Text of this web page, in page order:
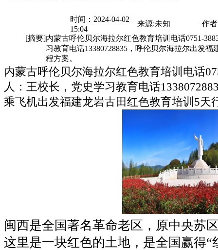
时间：2024-04-02
15:04
来源:未知
作
[摘要]内蒙古呼伦贝尔海拉尔红色教育培训电话0751-
习教育电话13380728835，呼伦贝尔海拉尔出发
程方案。
内蒙古呼伦贝尔海拉尔红色教育培训电话
人：王校长，党史学习教育电话
乘飞机出发福建龙岩古田红色教育培训5天
闽西是全国著名革命老区，原中央苏
这里是一块红色的土地，是全国赢得“